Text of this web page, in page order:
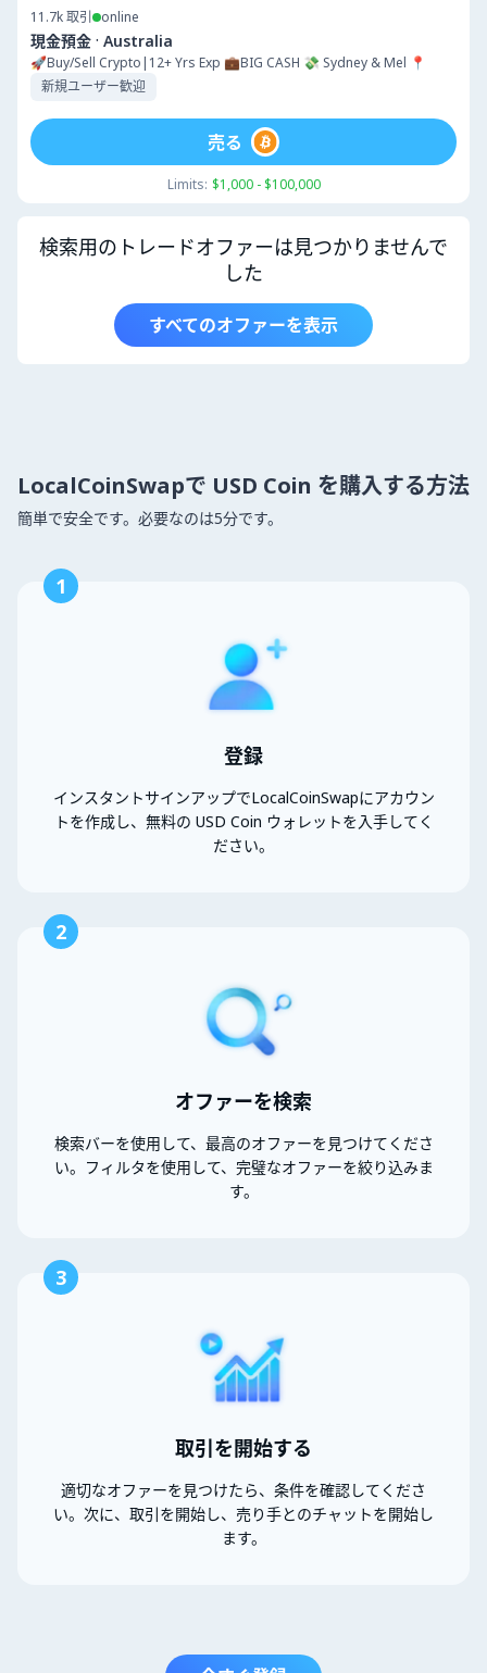
11.7k取引 online
現金預金 · Australia
🚀Buy/Sell Crypto|12+ Yrs Exp 💼BIG CASH 💸 Sydney & Mel 📍
新規ユーザー歓迎
Limits: $1,000 - $100,000
売る
検索用のトレードオファーは見つかりませんで
した
すべてのオファーを表示
LocalCoinSwapで USD Coin を購入する方法
簡単で安全です。必要なのは5分です。
1
登録
インスタントサインアップでLocalCoinSwapにアカウン
トを作成し、無料の USD Coin ウォレットを入手してく
ださい。
2
オファーを検索
検索バーを使用して、最高のオファーを見つけてくださ
い。フィルタを使用して、完璧なオファーを絞り込みま
す。
3
取引を開始する
適切なオファーを見つけたら、条件を確認してくださ
い。次に、取引を開始し、売り手とのチャットを開始し
ます。